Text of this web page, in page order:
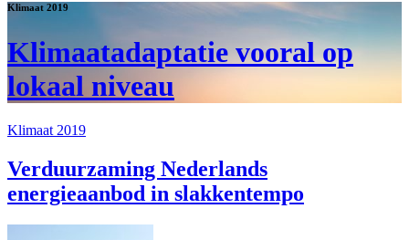
Klimaat 2019
Klimaatadaptatie vooral op
lokaal niveau
Klimaat 2019
Verduurzaming Nederlands
energieaanbod in slakkentempo